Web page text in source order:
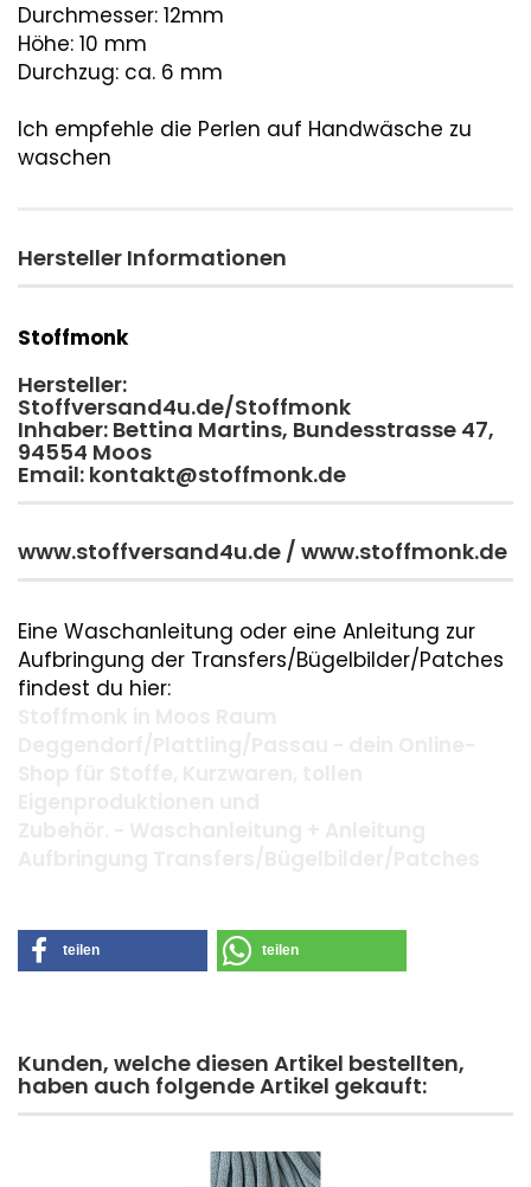
Durchmesser: 12mm
Höhe: 10 mm
Durchzug: ca. 6 mm
Ich empfehle die Perlen auf Handwäsche zu
waschen
Hersteller Informationen
Stoffmonk
Hersteller:
Stoffversand4u.de/Stoffmonk
Inhaber: Bettina Martins, Bundesstrasse 47,
94554 Moos
Email: kontakt@stoffmonk.de
www.stoffversand4u.de / www.stoffmonk.de
Eine Waschanleitung oder eine Anleitung zur
Aufbringung der Transfers/Bügelbilder/Patches
findest du hier:
teilen teilen
Kunden, welche diesen Artikel bestellten,
haben auch folgende Artikel gekauft: